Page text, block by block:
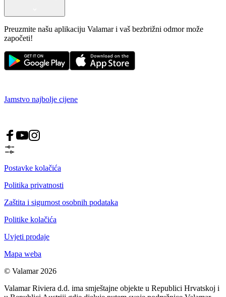
Preuzmite našu aplikaciju Valamar i vaš bezbrižni odmor može
započeti!
Jamstvo najbolje cijene
Postavke kolačića
Politika privatnosti
Zaštita i sigurnost osobnih podataka
Politike kolačića
Uvjeti prodaje
Mapa weba
© Valamar 2026
Valamar Riviera d.d. ima smještajne objekte u Republici Hrvatskoj i